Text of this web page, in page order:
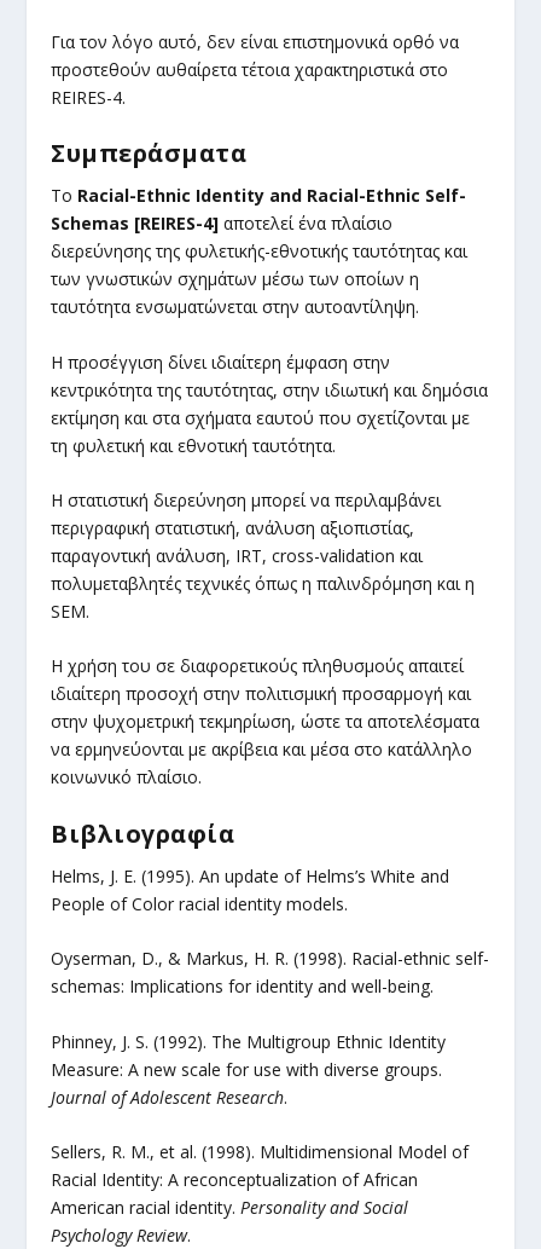
Για τον λόγο αυτό, δεν είναι επιστημονικά ορθό να
προστεθούν αυθαίρετα τέτοια χαρακτηριστικά στο
REIRES-4.
Συμπεράσματα
Το Racial-Ethnic Identity and Racial-Ethnic Self-
Schemas [REIRES-4] αποτελεί ένα πλαίσιο
διερεύνησης της φυλετικής-εθνοτικής ταυτότητας και
των γνωστικών σχημάτων μέσω των οποίων η
ταυτότητα ενσωματώνεται στην αυτοαντίληψη.
Η προσέγγιση δίνει ιδιαίτερη έμφαση στην
κεντρικότητα της ταυτότητας, στην ιδιωτική και δημόσια
εκτίμηση και στα σχήματα εαυτού που σχετίζονται με
τη φυλετική και εθνοτική ταυτότητα.
Η στατιστική διερεύνηση μπορεί να περιλαμβάνει
περιγραφική στατιστική, ανάλυση αξιοπιστίας,
παραγοντική ανάλυση, IRT, cross-validation και
πολυμεταβλητές τεχνικές όπως η παλινδρόμηση και η
SEM.
Η χρήση του σε διαφορετικούς πληθυσμούς απαιτεί
ιδιαίτερη προσοχή στην πολιτισμική προσαρμογή και
στην ψυχομετρική τεκμηρίωση, ώστε τα αποτελέσματα
να ερμηνεύονται με ακρίβεια και μέσα στο κατάλληλο
κοινωνικό πλαίσιο.
Βιβλιογραφία
Helms, J. E. (1995). An update of Helms’s White and
People of Color racial identity models.
Oyserman, D., & Markus, H. R. (1998). Racial-ethnic self-
schemas: Implications for identity and well-being.
Phinney, J. S. (1992). The Multigroup Ethnic Identity
Measure: A new scale for use with diverse groups.
Journal of Adolescent Research.
Sellers, R. M., et al. (1998). Multidimensional Model of
Racial Identity: A reconceptualization of African
American racial identity.Personality and Social
Psychology Review.